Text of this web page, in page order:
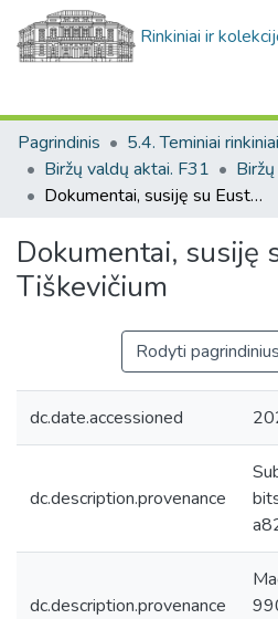
Rinkiniai ir
Pagrindinis
Biržų valdų aktai. F31
Dokumentai, susiję su Eustachijum Tiškevičium
Dokumentai, susiję
Tiškevičium
Rodyti
dc.date.accessioned
dc.description.provenance
dc.description.provenance